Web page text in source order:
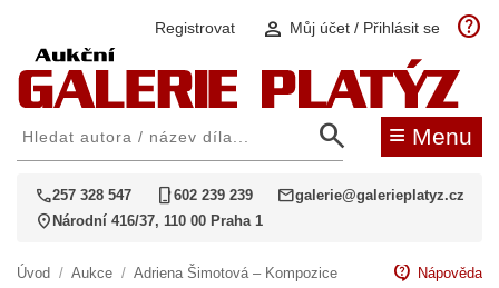
Registrovat person Můj účet / Přihlásit se help
search ≡ Menu
call257 328 547 phone_iphone602 239 239 mailgalerie@galerieplatyz.cz
location_on Národní 416/37, 110 00 Praha 1
Úvod / Aukce / Adriena Šimotová – Kompozice contact_support Nápověda